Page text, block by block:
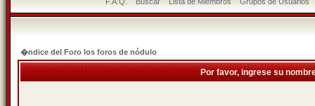
�ndice del Foro los foros de nódulo
Por favor, ingrese su